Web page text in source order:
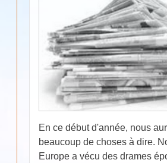
En ce début d'année, nous
beaucoup de choses à dire.
Europe a vécu des drames